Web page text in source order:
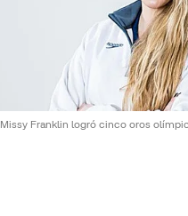
Missy Franklin logró cinco oros